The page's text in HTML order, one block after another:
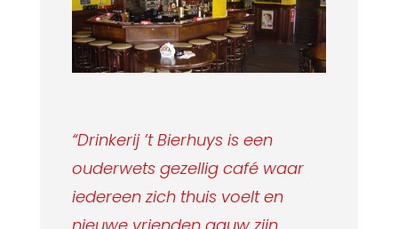
“Drinkerij ’t Bierhuys is een
ouderwets gezellig café waar
iedereen zich thuis voelt en